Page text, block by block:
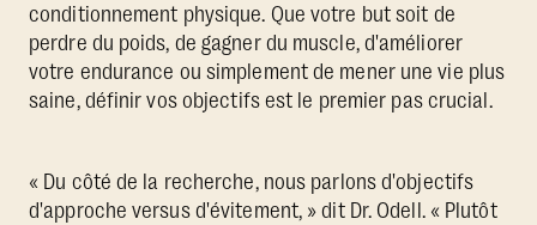
conditionnement physique. Que votre but soit de
perdre du poids, de gagner du muscle, d'améliorer
votre endurance ou simplement de mener une vie plus
saine, définir vos objectifs est le premier pas crucial.
« Du côté de la recherche, nous parlons d'objectifs
d'approche versus d'évitement, » dit Dr. Odell. « Plutôt